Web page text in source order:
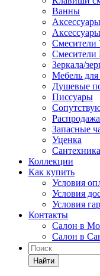
Ванны
Смесители
Смесители
Зеркала/
Мебель
Душевые
Писсуары
Распродажа
Запасные
Уценка
Коллекции
Как купить
Условия
Условия
Условия
Контакты
Салон в
Салон в
Найти